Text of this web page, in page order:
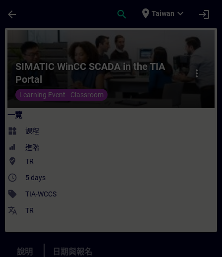
arrow_back search place Taiwan expand_more login
課程 - SIMATIC WinCC SCADA in the
more_vert
SIMATIC WinCC SCADA in the TIA
Portal
Learning Event - Classroom
一覽
widgets 課程
進階
where_to_vote TR
access_time 5 days
sell TIA-WCCS
translate TR
說明 日期與報名